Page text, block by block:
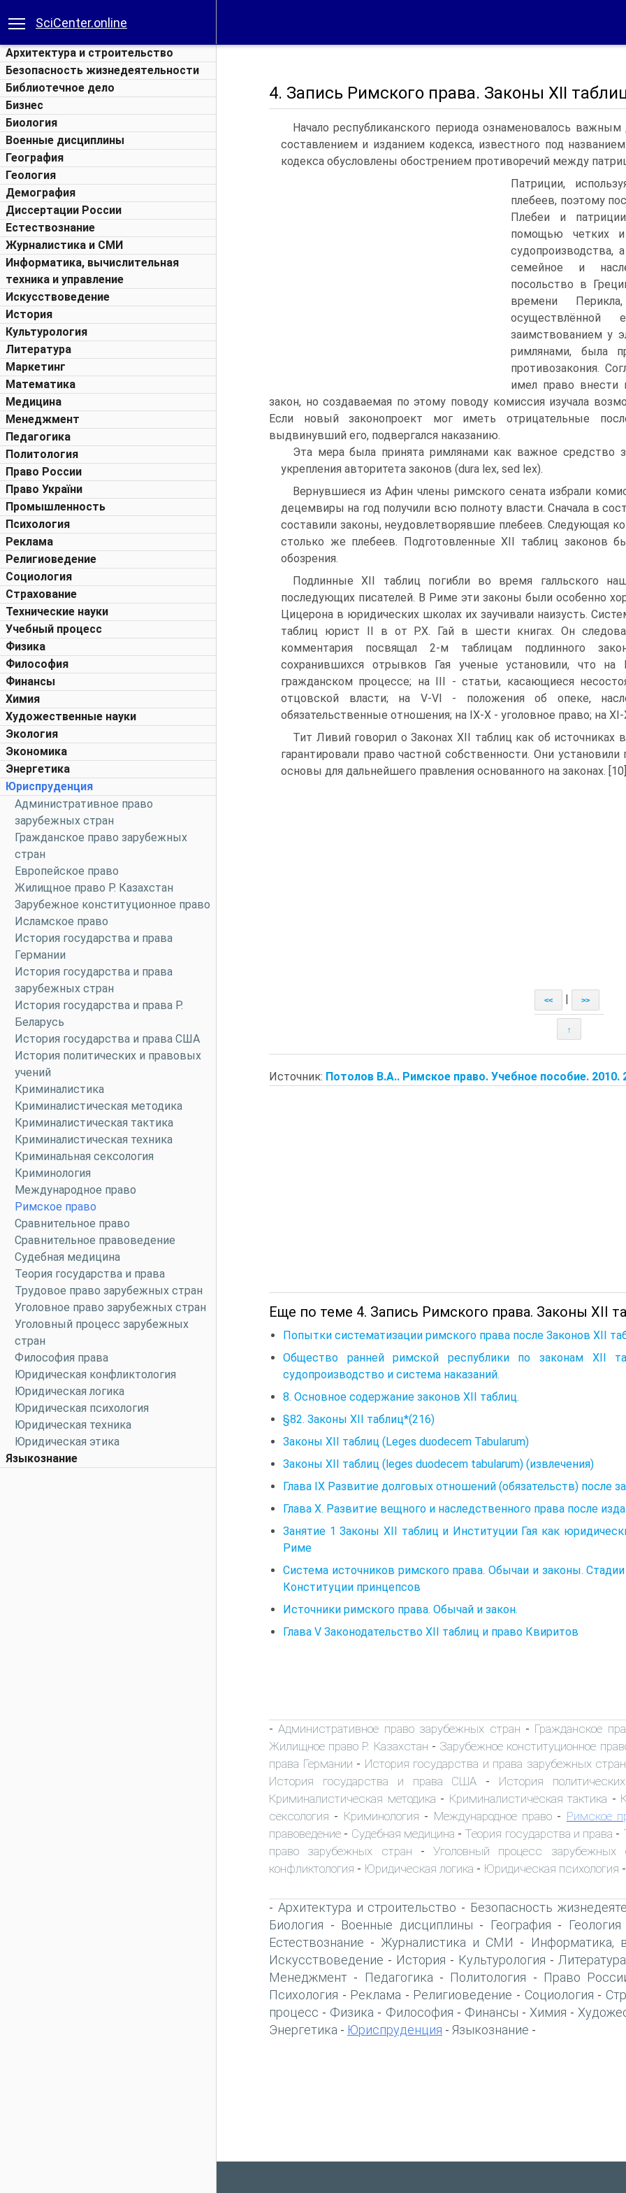
SciCenter.online
Архитектура и строительство
Безопасность жизнедеятельности
Библиотечное дело
Бизнес
Биология
Военные дисциплины
География
Геология
Демография
Диссертации России
Естествознание
Журналистика и СМИ
Информатика, вычислительная
техника и управление
Искусствоведение
История
Культурология
Литература
Маркетинг
Математика
Медицина
Менеджмент
Педагогика
Политология
Право России
Право України
Промышленность
Психология
Реклама
Религиоведение
Социология
Страхование
Технические науки
Учебный процесс
Физика
Философия
Финансы
Химия
Художественные науки
Экология
Экономика
Энергетика
Юриспруденция
Административное право
зарубежных стран
Гражданское право зарубежных
стран
Европейское право
Жилищное право Р. Казахстан
Зарубежное конституционное право
Исламское право
История государства и права
Германии
История государства и права
зарубежных стран
История государства и права Р.
Беларусь
История государства и права США
История политических и правовых
учений
Криминалистика
Криминалистическая методика
Криминалистическая тактика
Криминалистическая техника
Криминальная сексология
Криминология
Международное право
Римское право
Сравнительное право
Сравнительное правоведение
Судебная медицина
Теория государства и права
Трудовое право зарубежных стран
Уголовное право зарубежных стран
Уголовный процесс зарубежных
стран
Философия права
Юридическая конфликтология
Юридическая логика
Юридическая психология
Юридическая техника
Юридическая этика
Языкознание
4. Запись Римского права. Законы XII
Начало республиканского периода ознаменовалось
составлением и изданием кодекса, известного под
кодекса обусловлены обострением противоречий между
Патриции,
плебеев, поэтому
Плебеи и
помощью четких и
судопроизводства,
семейное и
посольство в
времени
заимствованием у
римлянами, была
противозакония.
имел право внести
закон, но создаваемая по этому поводу комиссия изучала
Если новый законопроект мог иметь отрицательные
выдвинувший его, подвергался наказанию.
Эта мера была принята римлянами как важное
укрепления авторитета законов (dura lex, sed lex).
Вернувшиеся из Афин члены римского сената избрали
децемвиры на год получили всю полноту власти. Сначала в
составили законы, неудовлетворявшие плебеев. Следующая
столько же плебеев. Подготовленные XII таблиц законов
обозрения.
Подлинные XII таблиц погибли во время галльского
последующих писателей. В Риме эти законы были особенно
Цицерона в юридических школах их заучивали наизусть.
таблиц юрист II в от Р.Х. Гай в шести книгах. Он
комментария посвящал 2-м таблицам подлинного
сохранившихся отрывков Гая ученые установили, что
гражданском процессе; на III - статьи, касающиеся
отцовской власти; на V-VI - положения об опеке,
обязательственные отношения; на IX-X - уголовное право; на
Тит Ливий говорил о Законах XII таблиц как об источниках
гарантировали право частной собственности. Они
основы для дальнейшего правления основанного на законах. [10]
<< >>
↑
Источник: Потолов В.А.. Римское право. Учебное пособие. 2010.
Еще по теме 4. Запись Римского права. Законы XII
Попытки систематизации римского права после Законов XII
Общество ранней римской республики по законам XII
судопроизводство и система наказаний.
8. Основное содержание законов XII таблиц.
§82. Законы XII таблиц*(216)
Законы XII таблиц (Leges duodecem Tabularum)
Законы XII таблиц (leges duodecem tabularum) (извлечения)
Глава IX Развитие долговых отношений (обязательств) после
Глава X. Развитие вещного и наследственного права после
Занятие 1 Законы XII таблиц и Институции Гая как
Риме
Система источников римского права. Обычаи и законы.
Конституции принцепсов
Источники римского права. Обычай и закон.
Глава V Законодательство XII таблиц и право Квиритов
-Административное право зарубежных стран - Гражданское
Жилищное право Р. Казахстан - Зарубежное конституционное
права Германии - История государства и права зарубежных стран
История государства и права США - История
Криминалистическая методика - Криминалистическая тактика -
сексология - Криминология - Международное право- Римское
правоведение - Судебная медицина - Теория государства и права -
право зарубежных стран - Уголовный процесс зарубежных
конфликтология - Юридическая логика - Юридическая психология
- Архитектура и строительство - Безопасность
Биология - Военные дисциплины - География - Геология
Естествознание - Журналистика и СМИ -
Информатика,
Искусствоведение - История - Культурология - Литература
Менеджмент - Педагогика - Политология -
Право
Психология - Реклама - Религиоведение - Социология -
процесс - Физика - Философия - Финансы - Химия -
Энергетика - Юриспруденция - Языкознание -